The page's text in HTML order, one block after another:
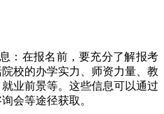
在报名前，要充分了解报考
校的办学实力、师资力量、教
业前景等。这些信息可以通过
会等途径获取。